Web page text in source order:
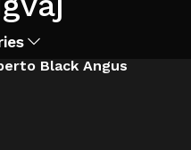
Black Angus